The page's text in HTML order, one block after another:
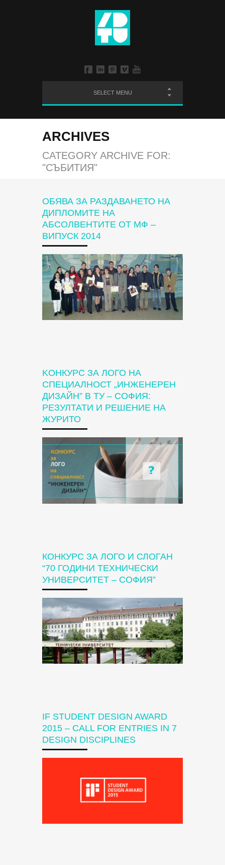
SELECT MENU
ARCHIVES
CATEGORY ARCHIVE FOR:
"СЪБИТИЯ"
ОБЯВА ЗА РАЗДАВАНЕТО НА
ДИПЛОМИТЕ НА
АБСОЛВЕНТИТЕ ОТ МФ –
ВИПУСК 2014
KОНКУРС ЗА ЛОГО НА
СПЕЦИАЛНОСТ „ИНЖЕНЕРЕН
ДИЗАЙН” В ТУ – СОФИЯ:
РЕЗУЛТАТИ И РЕШЕНИЕ НА
ЖУРИТО
КОНКУРС ЗА ЛОГО И СЛОГАН
“70 ГОДИНИ ТЕХНИЧЕСКИ
УНИВЕРСИТЕТ – СОФИЯ”
IF STUDENT DESIGN AWARD
2015 – CALL FOR ENTRIES IN 7
DESIGN DISCIPLINES